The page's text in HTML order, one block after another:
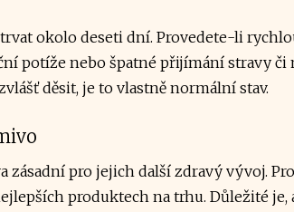
okolo deseti dní. Provedete-li
potíže nebo špatné přijímání stravy či
děsit, je to vlastně normální stav.
zásadní pro jejich další zdravý vývoj.
produktech na trhu. Důležité